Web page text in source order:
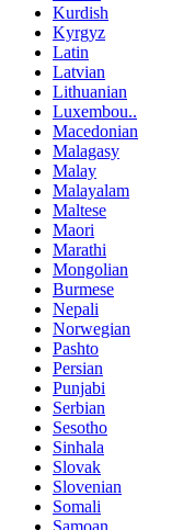
Kurdish
Kyrgyz
Latin
Latvian
Lithuanian
Luxembou..
Macedonian
Malagasy
Malay
Malayalam
Maltese
Maori
Marathi
Mongolian
Burmese
Nepali
Norwegian
Pashto
Persian
Punjabi
Serbian
Sesotho
Sinhala
Slovak
Slovenian
Somali